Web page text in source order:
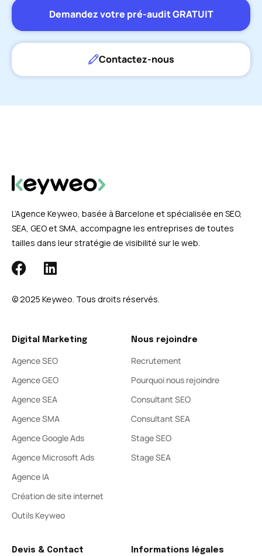
Demandez votre pré-audit GRATUIT
Contactez-nous
L’Agence Keyweo, basée à Barcelone et spécialisée en SEO,
SEA, GEO et SMA, accompagne les entreprises de toutes
tailles dans leur stratégie de visibilité sur le web.
© 2025 Keyweo. Tous droits réservés.​
Digital Marketing
Agence SEO
Agence GEO
Agence SEA
Agence SMA
Agence Google Ads
Agence Microsoft Ads
Agence IA
Création de site internet
Outils Keyweo
Nous rejoindre
Recrutement
Pourquoi nous rejoindre
Consultant SEO
Consultant SEA
Stage SEO
Stage SEA
Devis & Contact Informations légales